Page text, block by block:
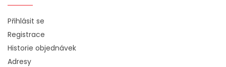
Přihlásit se
Registrace
Historie objednávek
Adresy